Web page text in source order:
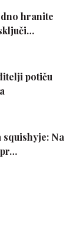
hranite
potiču
squishyje: Na